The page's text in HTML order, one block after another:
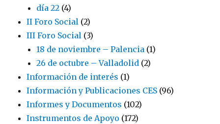
día 22 (4)
II Foro Social (2)
III Foro Social (3)
18 de noviembre – Palencia (1)
26 de octubre – Valladolid (2)
Información de interés (1)
Información y Publicaciones CES (96)
Informes y Documentos (102)
Instrumentos de Apoyo (172)